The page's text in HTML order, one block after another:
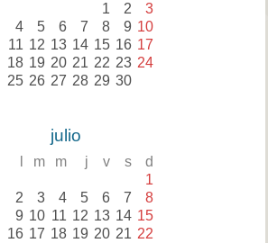
1 2 3
4 5 6 7 8 9 10
11 12 13 14 15 16 17
18 19 20 21 22 23 24
25 26 27 28 29 30
julio
m m j v s d
1
2 3 4 5 6 7 8
9 10 11 12 13 14 15
16 17 18 19 20 21 22